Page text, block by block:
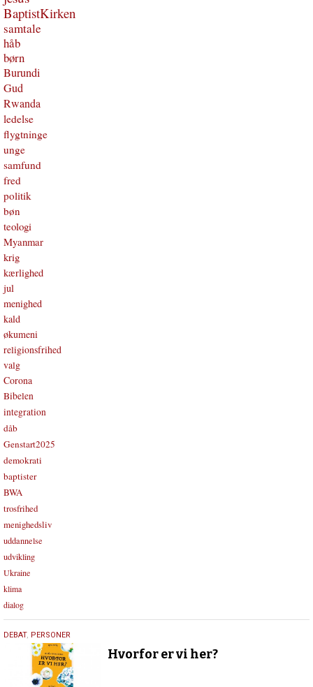
BaptistKirken
samtale
håb
børn
Burundi
Gud
Rwanda
ledelse
flygtninge
unge
samfund
fred
politik
bøn
teologi
Myanmar
krig
kærlighed
jul
menighed
kald
økumeni
religionsfrihed
valg
Corona
Bibelen
integration
dåb
Genstart2025
demokrati
baptister
BWA
trosfrihed
menighedsliv
uddannelse
udvikling
Ukraine
klima
dialog
26.
DEBAT, PERSONER
Hvorfor er vi her?